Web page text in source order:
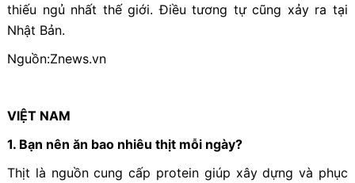
thiếu ngủ nhất thế giới. Điều tương tự cũng xảy ra tại
Nhật Bản.
Nguồn:Znews.vn
VIỆT NAM
1. Bạn nên ăn bao nhiêu thịt mỗi ngày?
Thịt là nguồn cung cấp protein giúp xây dựng và phục